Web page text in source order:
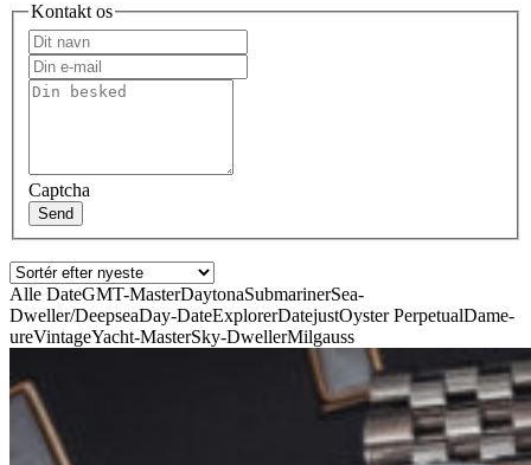
Kontakt os
Captcha
Send
Alle DateGMT-MasterDaytonaSubmarinerSea-
Dweller/DeepseaDay-DateExplorerDatejustOyster PerpetualDame-
ureVintageYacht-MasterSky-DwellerMilgauss